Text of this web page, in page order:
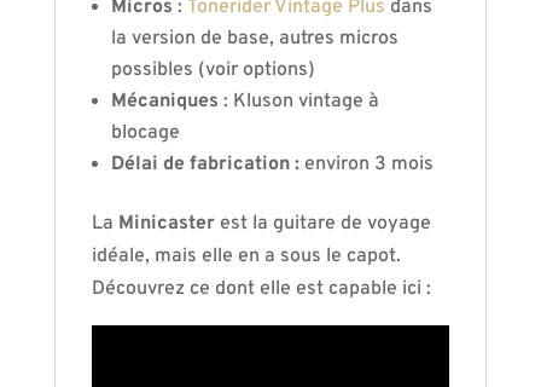
Micros : Tonerider Vintage Plus dans
la version de base, autres micros
possibles (voir options)
Mécaniques : Kluson vintage à
blocage
Délai de fabrication :environ 3 mois
La Minicasterest la guitare de voyage
idéale, mais elle en a sous le capot.
Découvrez ce dont elle est capable ici :